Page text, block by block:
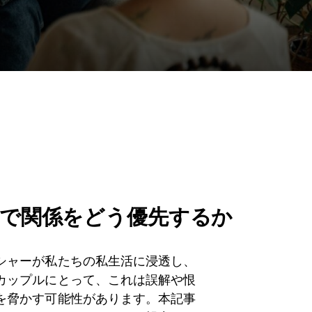
関係をどう優先するか
ーが私たちの私生活に浸透し、
プルにとって、これは誤解や恨
かす可能性があります。本記事